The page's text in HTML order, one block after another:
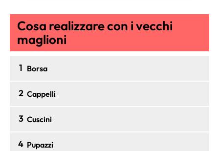
Cosa realizzare con i vecchi
maglioni
1 Borsa
2 Cappelli
3 Cuscini
4 Pupazzi